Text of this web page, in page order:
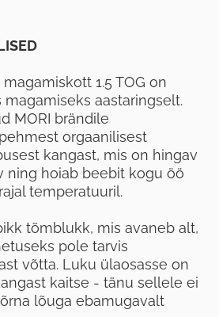
1.5 TOG on
aastaringselt.
MORI brändile
orgaanilisest
kangast, mis on hingav
ning hoiab beebit kogu öö
temperatuuril.
tõmblukk, mis avaneb alt,
pole tarvis
võtta. Luku ülaosasse on
kaitse - tänu sellele ei
lõuga ebamugavalt